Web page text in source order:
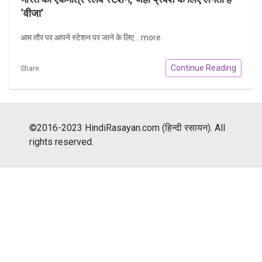
‘वीजा’
आम तौर पर आपने स्टेशन पर जाने के लिए... more
Share Continue Reading
©2016-2023 HindiRasayan.com (हिन्दी रसायन). All
rights reserved.